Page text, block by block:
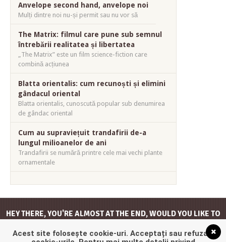
Anvelope second hand, anvelope noi
Mulți dintre noi nu-și permit sau nu vor să
The Matrix: filmul care pune sub semnul
întrebării realitatea și libertatea
„The Matrix” este un film science-fiction care
combină acțiunea
Blatta orientalis: cum recunoști și elimini
gândacul oriental
Blatta orientalis, cunoscută popular sub denumirea
de gândac oriental
Cum au supraviețuit trandafirii de-a
lungul milioanelor de ani
Trandafirii se numără printre cele mai vechi plante
ornamentale
HEY THERE, YOU'RE ALMOST AT THE END, WOULD YOU LIKE TO
Acest site folosește cookie-uri. Acceptați sau refuzați